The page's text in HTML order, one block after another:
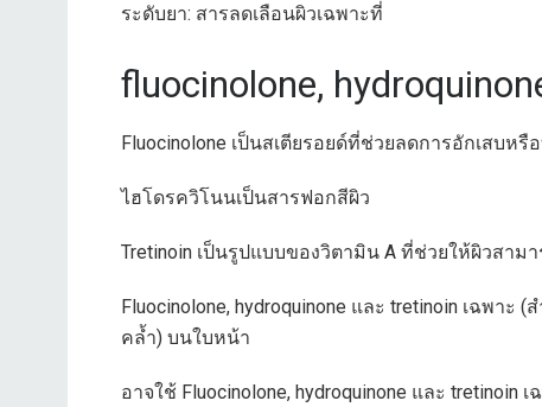
ระดับยา: สารลดเลือนผิวเฉพาะที่
fluocinolone,
Fluocinolone เป็นสเตียรอยด์ที่ช่วยลดการอักเสบหรื
ไฮโดรควิโนนเป็นสารฟอกสีผิว
Tretinoin เป็นรูปแบบของวิตามิน A ที่ช่วยให้ผิวสาม
Fluocinolone, hydroquinone และ tretinoin เฉพา
คล้ำ) บนใบหน้า
อาจใช้ Fluocinolone, hydroquinone และ